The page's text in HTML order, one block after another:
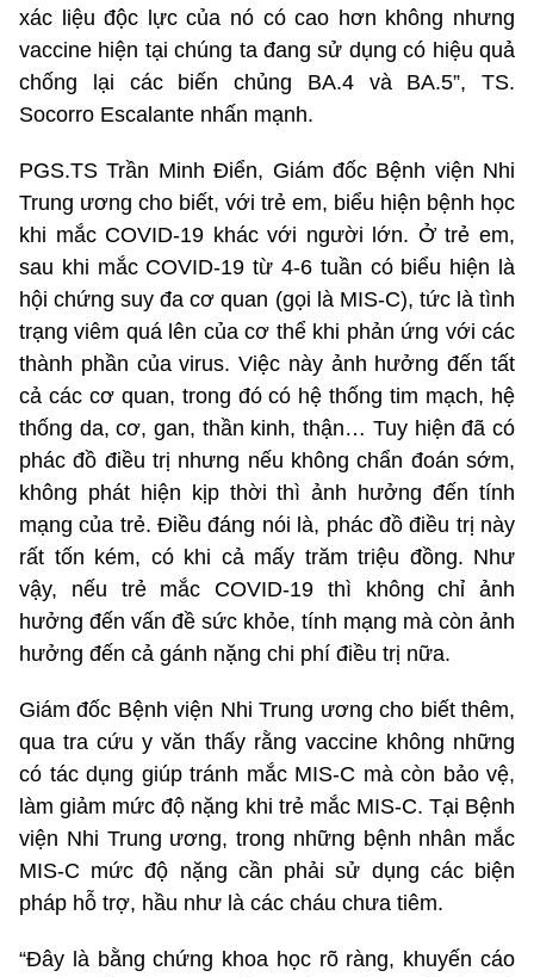
xác liệu độc lực của nó có cao hơn không nhưng
vaccine hiện tại chúng ta đang sử dụng có hiệu quả
chống lại các biến chủng BA.4 và BA.5”, TS.
Socorro Escalante nhấn mạnh.
PGS.TS Trần Minh Điển, Giám đốc Bệnh viện Nhi
Trung ương cho biết, với trẻ em, biểu hiện bệnh học
khi mắc COVID-19 khác với người lớn. Ở trẻ em,
sau khi mắc COVID-19 từ 4-6 tuần có biểu hiện là
hội chứng suy đa cơ quan (gọi là MIS-C), tức là tình
trạng viêm quá lên của cơ thể khi phản ứng với các
thành phần của virus. Việc này ảnh hưởng đến tất
cả các cơ quan, trong đó có hệ thống tim mạch, hệ
thống da, cơ, gan, thần kinh, thận… Tuy hiện đã có
phác đồ điều trị nhưng nếu không chẩn đoán sớm,
không phát hiện kịp thời thì ảnh hưởng đến tính
mạng của trẻ. Điều đáng nói là, phác đồ điều trị này
rất tốn kém, có khi cả mấy trăm triệu đồng. Như
vậy, nếu trẻ mắc COVID-19 thì không chỉ ảnh
hưởng đến vấn đề sức khỏe, tính mạng mà còn ảnh
hưởng đến cả gánh nặng chi phí điều trị nữa.
Giám đốc Bệnh viện Nhi Trung ương cho biết thêm,
qua tra cứu y văn thấy rằng vaccine không những
có tác dụng giúp tránh mắc MIS-C mà còn bảo vệ,
làm giảm mức độ nặng khi trẻ mắc MIS-C. Tại Bệnh
viện Nhi Trung ương, trong những bệnh nhân mắc
MIS-C mức độ nặng cần phải sử dụng các biện
pháp hỗ trợ, hầu như là các cháu chưa tiêm.
“Đây là bằng chứng khoa học rõ ràng, khuyến cáo